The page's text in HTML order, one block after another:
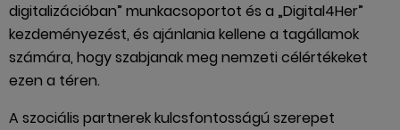
digitalizációban” munkacsoportot és a „Digital4Her”
kezdeményezést, és ajánlania kellene a tagállamok
számára, hogy szabjanak meg nemzeti célértékeket
ezen a téren.
A szociális partnerek kulcsfontosságú szerepet